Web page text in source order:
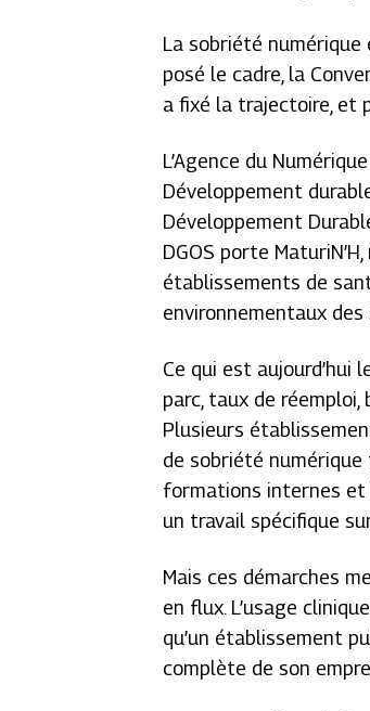
La sobriété numérique
posé le cadre, la
a fixé la trajectoire, et
L’Agence du
Développement
Développement
DGOS porte
établissements de
environnementaux
Ce qui est
parc, taux de
Plusieurs
de sobriété numérique
formations internes et
un travail spécifique
Mais ces démarches
en flux. L’usage
qu’un établissement
complète de son